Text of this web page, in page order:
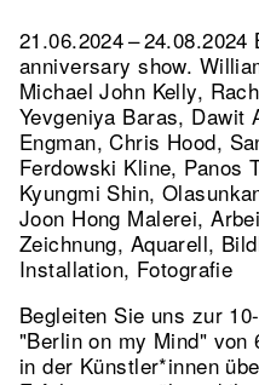
21.06.2024 –
anniversary show.
Michael John Kelly,
Yevgeniya Baras, Dawit
Engman, Chris Hood,
Ferdowski Kline, Panos
Kyungmi Shin,
Joon Hong Malerei,
Zeichnung, Aquarell,
Installation, Fotografie
Begleiten Sie uns zur
"Berlin on my Mind" von
in der Künstler*innen